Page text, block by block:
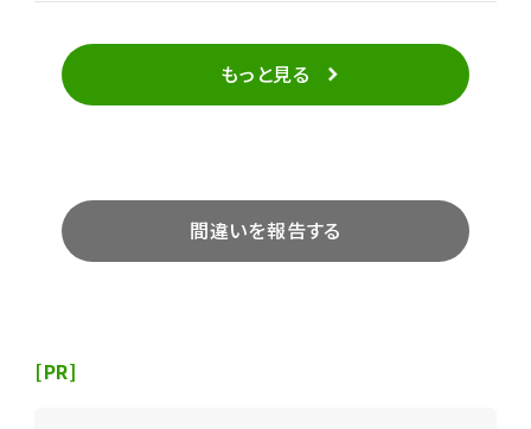
もっと見る
間違いを報告する
[PR]